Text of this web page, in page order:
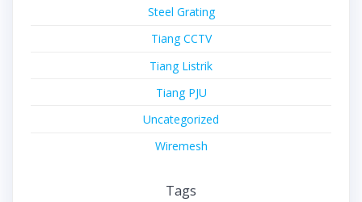
Steel Grating
Tiang CCTV
Tiang Listrik
Tiang PJU
Uncategorized
Wiremesh
Tags